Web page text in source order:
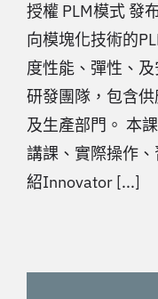
授權 PLM模式 發
向模塊化技術的
度性能、彈性、
研發團隊，包含
及生產部門。 本
講課、實際操作
紹Innovator [...]